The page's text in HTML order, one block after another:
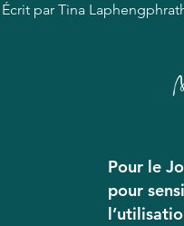
Écrit par Tina
Pour le
pour